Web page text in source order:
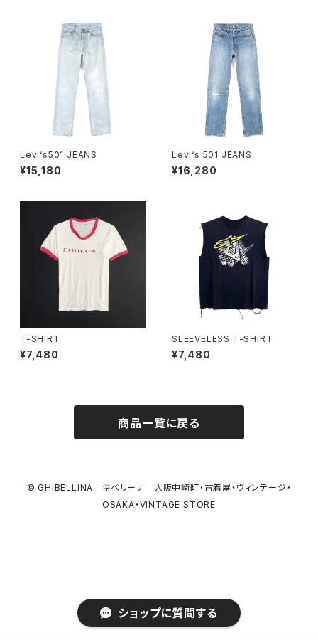
ショップに質問する
Levi‘s501 JEANS
¥15,180
Levi‘s 501 JEANS
¥16,280
T-SHIRT
¥7,480
SLEEVELESS T-SHIRT
¥7,480
商品一覧に戻る
© GHIBELLINA ギベリーナ 大阪中崎町・古着屋・ヴィンテージ・
OSAKA・VINTAGE STORE